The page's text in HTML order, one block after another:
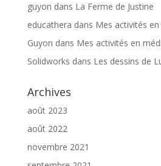
guyon dans La Ferme de Justine
educathera dans Mes activités
Guyon dans Mes activités en
Solidworks dans Les dessins de
Archives
août 2023
août 2022
novembre 2021